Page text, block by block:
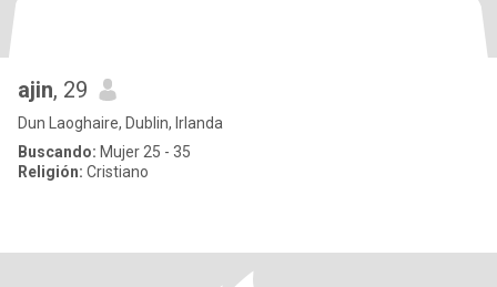
ajin, 29
Dun Laoghaire, Dublin, Irlanda
Buscando: Mujer 25 - 35
Religión: Cristiano